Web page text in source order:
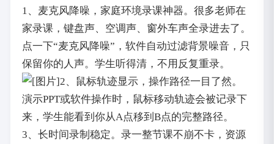
1、麦克风降噪，家庭环境录课神器。很多老师在
家录课，键盘声、空调声、窗外车声全录进去了。
点一下“麦克风降噪”，软件自动过滤背景噪音，只
保留你的人声。学生听得清，不用反复重录。
2、鼠标轨迹显示，操作路径一目了然。
演示PPT或软件操作时，鼠标移动轨迹会被记录下
来，学生能看到你从A点移到B点的完整路径。
3、长时间录制稳定。录一整节课不崩不卡，资源